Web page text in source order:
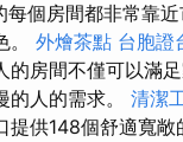
每個房間都非常靠
。 外燴茶點 台胞證
的房間不僅可以滿
的人的需求。 清潔
提供148個舒適寬敞